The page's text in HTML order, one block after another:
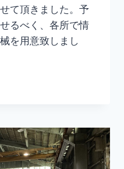
て頂きました。予
るべく、各所で情
を用意致しまし